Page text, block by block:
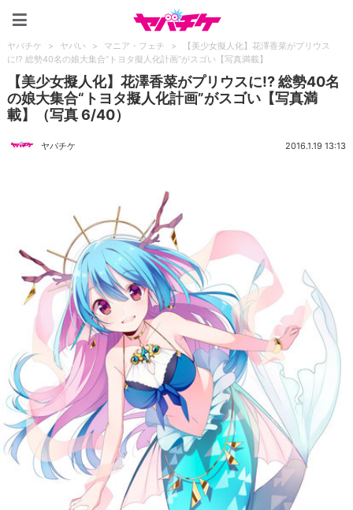
ヤバチケ > ヤバい > マニア・フェチ >
【美少女擬人化】花澤香菜がプリウス
に!? 総勢40名の娘大集合“トヨタ擬人化計画”がスゴい【写真満載】
【美少女擬人化】花澤香菜がプリウスに!? 総勢40名
の娘大集合“トヨタ擬人化計画”がスゴい【写真満
載】（写真 6/40）
ヤバチケ 2016.1.19 13:13